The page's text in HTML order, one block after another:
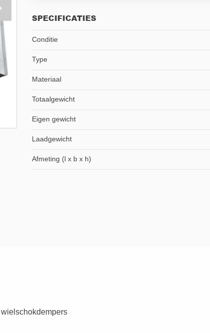
SPECIFICATIES
Conditie
Type
Materiaal
Totaalgewicht
Eigen gewicht
Laadgewicht
Afmeting (l x b x h)